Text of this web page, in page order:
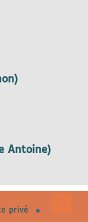
Antoine)
privé